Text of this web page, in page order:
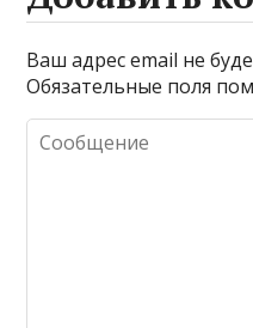
Ваш адрес email не
Обязательные поля